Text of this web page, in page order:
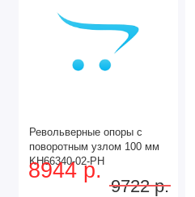
Револьверные опоры с
поворотным узлом 100 мм
KH66340-02-PH
8944 р.
9722 р.